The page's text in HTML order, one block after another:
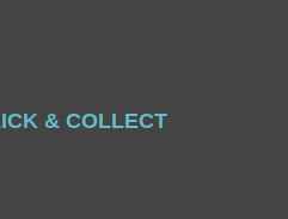
& COLLECT